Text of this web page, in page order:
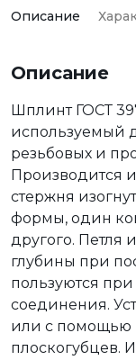
Описание
Описание
Шплинт ГОСТ
используемый
резьбовых и
Производится
стержня
формы, один
другого. Петля
глубины при
пользуются
соединения.
или с помощью
плоскогубцев.